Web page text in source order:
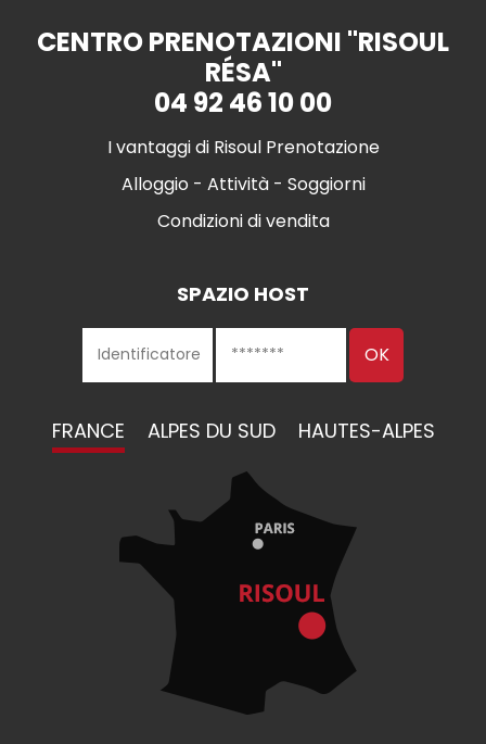
CENTRO PRENOTAZIONI "RISOUL
RÉSA"
04 92 46 10 00
I vantaggi di Risoul Prenotazione
Alloggio - Attività - Soggiorni
Condizioni di vendita
SPAZIO HOST
FRANCE ALPES DU SUD HAUTES-ALPES